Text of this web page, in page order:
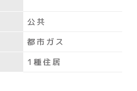
公共
都市ガス
1種住居